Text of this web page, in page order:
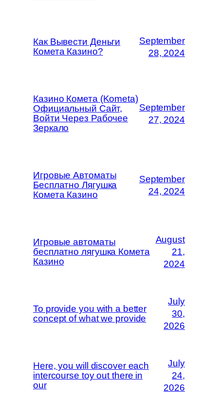
Как Вывести Деньги
Комета Казино?
September
28, 2024
Казино Комета (Kometa)
Официальный Сайт,
Войти Через Рабочее
Зеркало
September
27, 2024
Игровые Автоматы
Бесплатно Лягушка
Комета Казино
September
24, 2024
Игровые автоматы
бесплатно лягушка Комета
Казино
August
21,
2024
To provide you with a better
concept of what we provide
July
30,
2026
Here, you will discover each
intercourse toy out there in
our
July
24,
2026